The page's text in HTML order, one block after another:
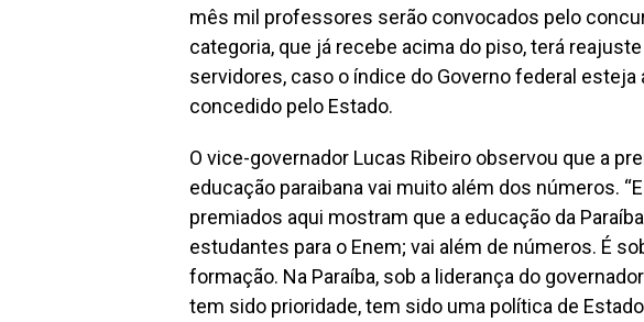
mês mil professores serão convocados pelo
categoria, que já recebe acima do piso, terá
servidores, caso o índice do Governo federal esteja
concedido pelo Estado.
O vice-governador Lucas Ribeiro observou que a
educação paraibana vai muito além dos números.
premiados aqui mostram que a educação da
estudantes para o Enem; vai além de números. É
formação. Na Paraíba, sob a liderança do
tem sido prioridade, tem sido uma política de